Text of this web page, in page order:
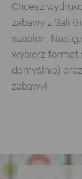
Chcesz
zabawy z Sali
szablon.
wybierz format
domyślnie)
zabawy!